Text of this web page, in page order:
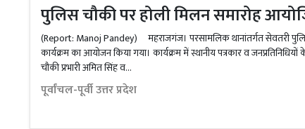
पुलिस चौकी पर होली मिलन समारोह
(Report: Manoj Pandey) महराजगंज। परसामलिक थानांतर्गत सेवतरी
कार्यक्रम का आयोजन किया गया। कार्यक्रम में स्थानीय पत्रकार व
चौकी प्रभारी अमित सिंह व...
पूर्वांचल-पूर्वी उत्तर प्रदेश